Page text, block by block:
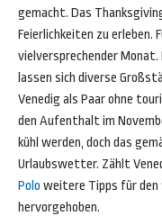
gemacht. Das
Feierlichkeiten zu
vielversprechender
lassen sich diverse
Venedig als Paar ohne
den Aufenthalt im
kühl werden, doch das
Urlaubswetter. Zählt
Polo weitere Tipps für
hervorgehoben.